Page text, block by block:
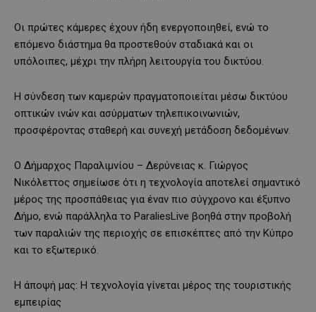
Οι πρώτες κάμερες έχουν ήδη ενεργοποιηθεί, ενώ το
επόμενο διάστημα θα προστεθούν σταδιακά και οι
υπόλοιπες, μέχρι την πλήρη λειτουργία του δικτύου.
Η σύνδεση των καμερών πραγματοποιείται μέσω δικτύου
οπτικών ινών και ασύρματων τηλεπικοινωνιών,
προσφέροντας σταθερή και συνεχή μετάδοση δεδομένων.
Ο Δήμαρχος Παραλιμνίου – Δερύνειας κ. Γιώργος
Νικόλεττος σημείωσε ότι η τεχνολογία αποτελεί σημαντικό
μέρος της προσπάθειας για έναν πιο σύγχρονο και έξυπνο
Δήμο, ενώ παράλληλα το ParaliesLive βοηθά στην προβολή
των παραλιών της περιοχής σε επισκέπτες από την Κύπρο
και το εξωτερικό.
Η άποψή μας: Η τεχνολογία γίνεται μέρος της τουριστικής
εμπειρίας